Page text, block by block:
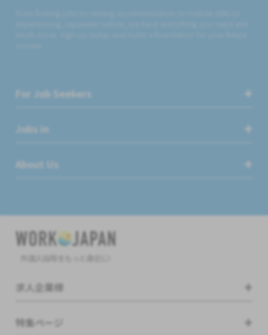
For Job Seekers
Jobs in
About Us
求人企業様
特集ページ